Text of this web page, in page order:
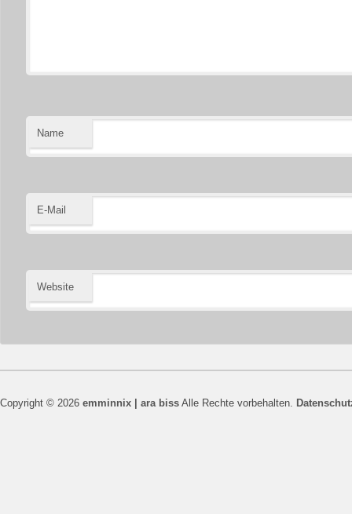
Name
E-Mail
Website
Copyright © 2026 emminnix | ara biss Alle Rechte vorbehalten.